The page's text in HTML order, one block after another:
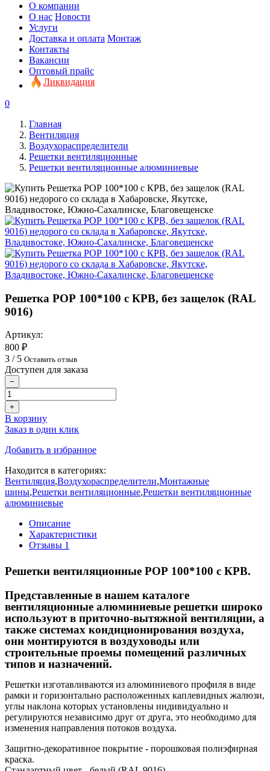
О компании
О нас Новости
Услуги
Доставка и оплата Монтаж
Контакты
Вакансии
Оптовый прайс
Ликвидация
0
Главная
Вентиляция
Воздухораспределители
Решетки вентиляционные
Решетки вентиляционные алюминиевые
Решетка РОР 100*100 с КРВ, без защелок (RAL
9016)
Артикул:
800 ₽
3 / 5 Оставить отзыв
Доступен для заказа
−
+
В корзину
Заказ в один клик
Добавить в избранное
Находится в категориях:
Вентиляция,Воздухораспределители,Монтажные
шины,Решетки вентиляционные,Решетки вентиляционные
алюминиевые
Описание
Характеристики
Отзывы 1
Решетки вентиляционные РОР 100*100 с КРВ.
Представленные в нашем каталоге
вентиляционные алюминиевые решетки широко
используют в приточно-вытяжной вентиляции, а
также системах кондиционирования воздуха,
они монтируются в воздуховоды или
строительные проемы помещений различных
типов и назначений.
Решетки изготавливаются из алюминиевого профиля в виде
рамки и горизонтально расположенных каплевидных жалюзи,
углы наклона которых установлены индивидуально и
регулируются независимо друг от друга, это необходимо для
изменения направления потоков воздуха.
Защитно-декоративное покрытие - порошковая полиэфирная
краска.